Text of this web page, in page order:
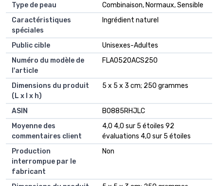
Type de peau
‎Combinaison, Normaux, Sensible
Caractéristiques
spéciales
‎Ingrédient naturel
Public cible
‎Unisexes-Adultes
Numéro du modèle de
l'article
‎FLA0520ACS250
Dimensions du produit
(L x l x h)
‎5 x 5 x 3 cm; 250 grammes
ASIN
‎B0885RHJLC
Moyenne des
commentaires client
4,0 4,0 sur 5 étoiles 92
évaluations 4,0 sur 5 étoiles
Production
interrompue par le
fabricant
Non